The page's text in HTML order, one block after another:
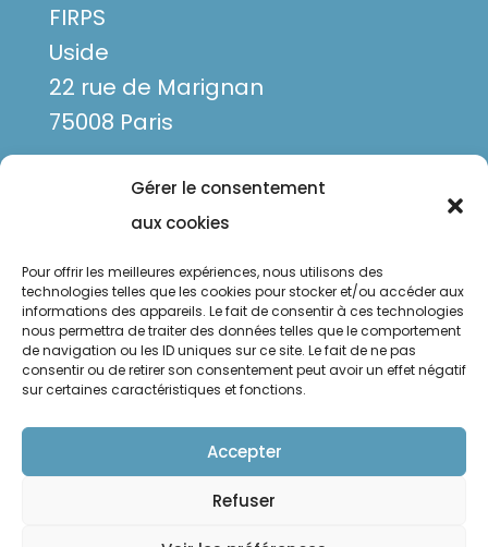
Gérer le consentement
aux cookies
Pour offrir les meilleures expériences, nous utilisons des
technologies telles que les cookies pour stocker et/ou accéder aux
informations des appareils. Le fait de consentir à ces technologies
nous permettra de traiter des données telles que le comportement
de navigation ou les ID uniques sur ce site. Le fait de ne pas
consentir ou de retirer son consentement peut avoir un effet négatif
sur certaines caractéristiques et fonctions.
Accepter
Refuser
FIRPS
Uside
22 rue de Marignan
75008 Paris
Mentions légales
Politique de cookies
Suivre